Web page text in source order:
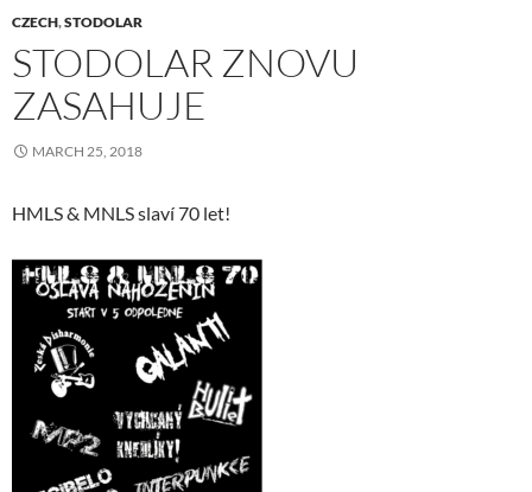
CZECH,STODOLAR
STODOLAR ZNOVU
ZASAHUJE
MARCH 25, 2018
HMLS & MNLS slaví 70 let!